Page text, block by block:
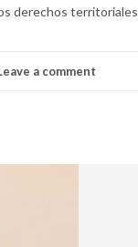
derechos territoriales
a comment